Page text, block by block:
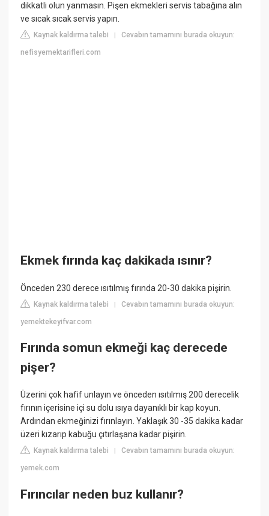
dikkatli olun yanmasın. Pişen ekmekleri servis tabağına alın
ve sıcak sıcak servis yapın.
Kaynak kaldırma talebi |Cevabın tamamını burada okuyun:
nefisyemektarifleri.com
Ekmek fırında kaç dakikada ısınır?
Önceden 230 derece ısıtılmış fırında 20-30 dakika pişirin.
Kaynak kaldırma talebi |Cevabın tamamını burada okuyun:
yemektekeyifvar.com
Fırında somun ekmeği kaç derecede
pişer?
Üzerini çok hafif unlayın ve önceden ısıtılmış 200 derecelik
fırının içerisine içi su dolu ısıya dayanıklı bir kap koyun.
Ardından ekmeğinizi fırınlayın. Yaklaşık 30 -35 dakika kadar
üzeri kızarıp kabuğu çıtırlaşana kadar pişirin.
Kaynak kaldırma talebi |Cevabın tamamını burada okuyun:
yemek.com
Fırıncılar neden buz kullanır?